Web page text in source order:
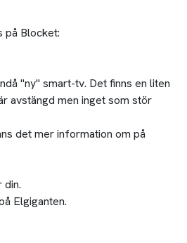
på Blocket:
"ny" smart-tv. Det finns en liten
avstängd men inget som stör
det mer information om på
din.
Elgiganten.